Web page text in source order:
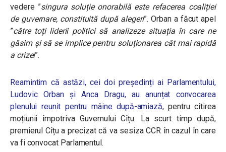
vedere ”singura soluție onorabilă este refacerea coaliției
de guvernare, constituită după alegeri”. Orban a făcut apel
”către toți liderii politici să analizeze situația în care ne
găsim și să se implice pentru soluționarea cât mai rapidă
a crizei”.
Reamintim că astăzi, cei doi președinți ai Parlamentului,
Ludovic Orban și Anca Dragu, au anunțat convocarea
plenului reunit pentru mâine după-amiază, pentru citirea
moțiunii împotriva Guvernului Cîțu. La scurt timp după,
premierul Cîțu a precizat că va sesiza CCR în cazul în care
va fi convocat Parlamentul.